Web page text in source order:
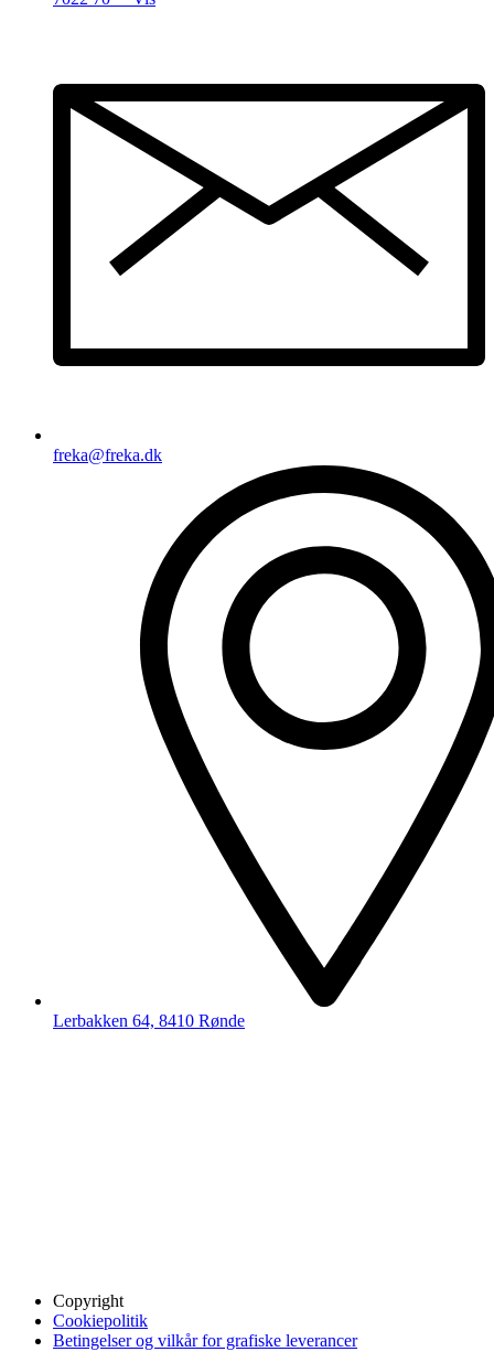
freka@freka.dk
Lerbakken 64, 8410 Rønde
Copyright
Cookiepolitik
Betingelser og vilkår for grafiske leverancer